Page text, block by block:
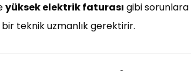
yüksek elektrik faturası gibi
teknik uzmanlık gerektirir.